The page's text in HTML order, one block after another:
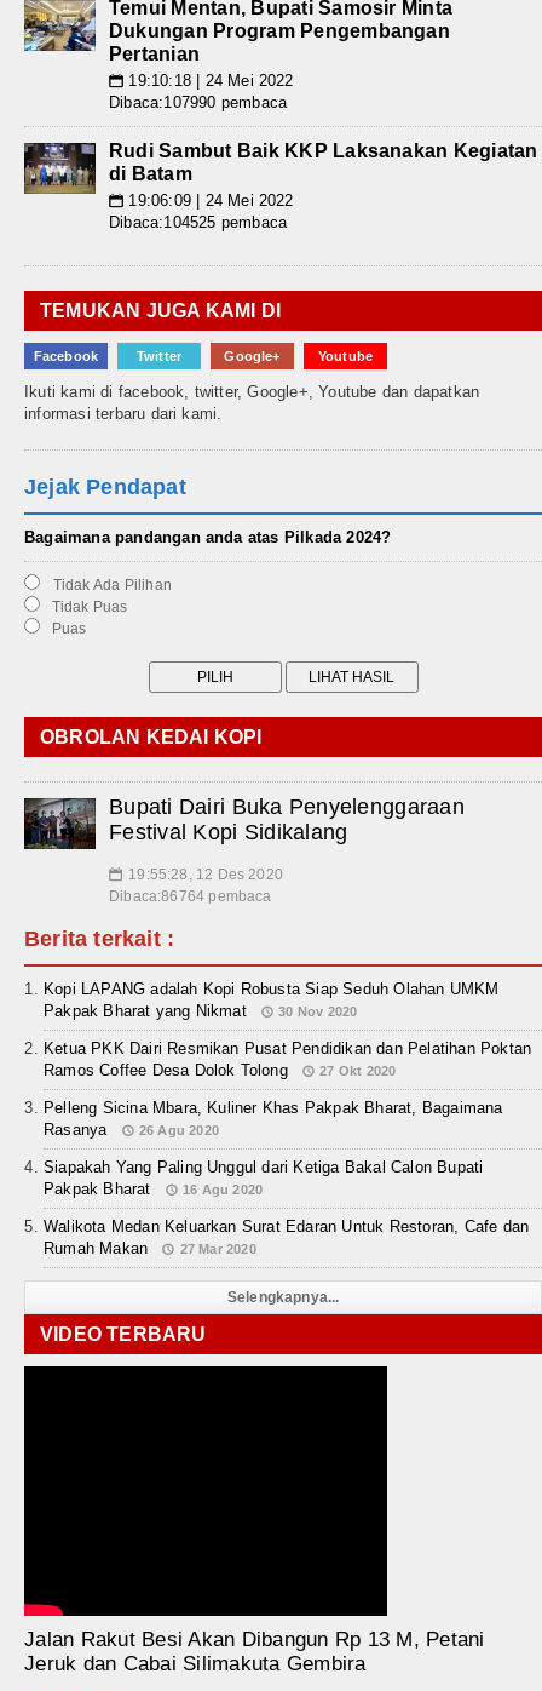
Temui Mentan, Bupati Samosir Minta
Dukungan Program Pengembangan
Pertanian
📅 19:10:18 | 24 Mei 2022
Dibaca:107990 pembaca
Rudi Sambut Baik KKP Laksanakan Kegiatan
di Batam
📅 19:06:09 | 24 Mei 2022
Dibaca:104525 pembaca
TEMUKAN JUGA KAMI DI
Facebook Twitter Google+ Youtube
Ikuti kami di facebook, twitter, Google+, Youtube dan dapatkan
informasi terbaru dari kami.
Jejak Pendapat
Bagaimana pandangan anda atas Pilkada 2024?
Tidak Ada Pilihan
Tidak Puas
Puas
OBROLAN KEDAI KOPI
Bupati Dairi Buka Penyelenggaraan
Festival Kopi Sidikalang
📅 19:55:28, 12 Des 2020
Dibaca:86764 pembaca
Berita terkait :
Kopi LAPANG adalah Kopi Robusta Siap Seduh Olahan UMKM
Pakpak Bharat yang Nikmat
30 Nov 2020
Ketua PKK Dairi Resmikan Pusat Pendidikan dan Pelatihan Poktan
Ramos Coffee Desa Dolok Tolong
27 Okt 2020
Pelleng Sicina Mbara, Kuliner Khas Pakpak Bharat, Bagaimana
Rasanya
26 Agu 2020
Siapakah Yang Paling Unggul dari Ketiga Bakal Calon Bupati
Pakpak Bharat
16 Agu 2020
Walikota Medan Keluarkan Surat Edaran Untuk Restoran, Cafe dan
Rumah Makan
27 Mar 2020
Selengkapnya...
VIDEO TERBARU
Jalan Rakut Besi Akan Dibangun Rp 13 M, Petani
Jeruk dan Cabai Silimakuta Gembira